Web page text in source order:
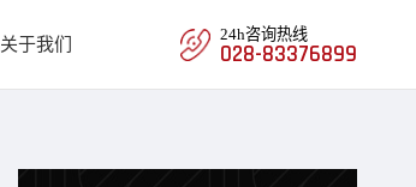
关于我们
24h咨询热线
028-83376899